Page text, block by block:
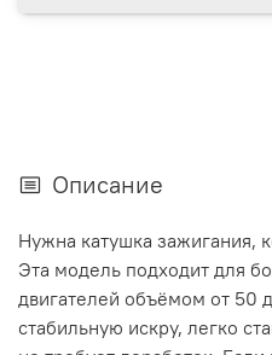
Описание
Нужна катушка зажигания,
Эта модель подходит для
двигателей объёмом от 50
стабильную искру, легко